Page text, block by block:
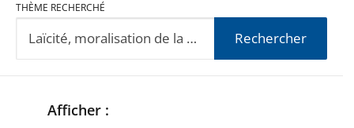
THÈME RECHERCHÉ
Rechercher
Passer
PasserAfficher :